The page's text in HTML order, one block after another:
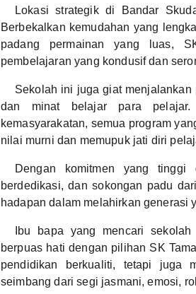
Lokasi strategik di Bandar
Berbekalkan kemudahan yang
padang permainan yang luas,
pembelajaran yang kondusif dan
Sekolah ini juga giat
dan minat belajar para
kemasyarakatan, semua program
nilai murni dan memupuk jati diri
Dengan komitmen yang tinggi
berdedikasi, dan sokongan padu
hadapan dalam melahirkan generasi
Ibu bapa yang mencari
berpuas hati dengan pilihan SK
pendidikan berkualiti, tetapi juga
seimbang dari segi jasmani, emosi,